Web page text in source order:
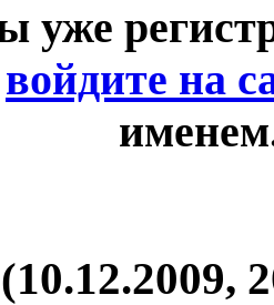
уже
войдите на
(10.12.2009,